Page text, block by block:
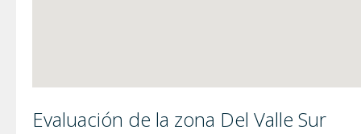
Evaluación de la zona Del Valle Sur